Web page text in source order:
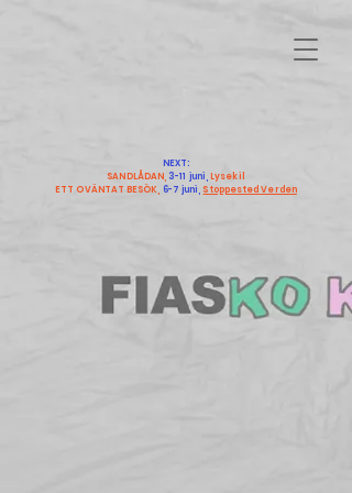
NEXT:
SANDLÅDAN, 3-11 juni, Lysekil
ETT OVÄNTAT BESÖK, 6-7 juni, Stoppested Verden